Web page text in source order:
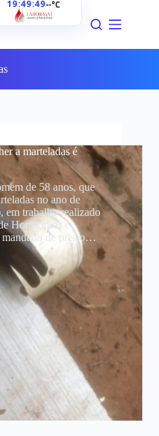
19:49:49--°C
a marteladas é
de 58 anos, que
no ano de
em trabalho realizado
Homicídios e
mandado de prisão…